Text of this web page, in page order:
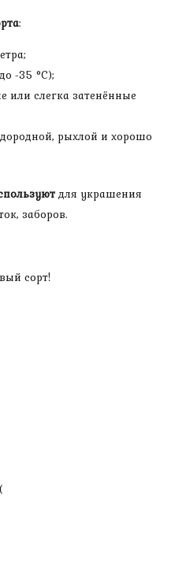
:
-35 °С);
или слегка затенённые
рыхлой и хорошо
для украшения
заборов.
сорт!